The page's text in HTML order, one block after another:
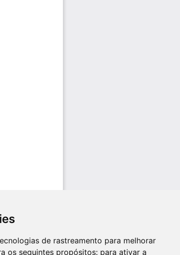
de rastreamento para melhorar
os seguintes propósitos: para ativar a